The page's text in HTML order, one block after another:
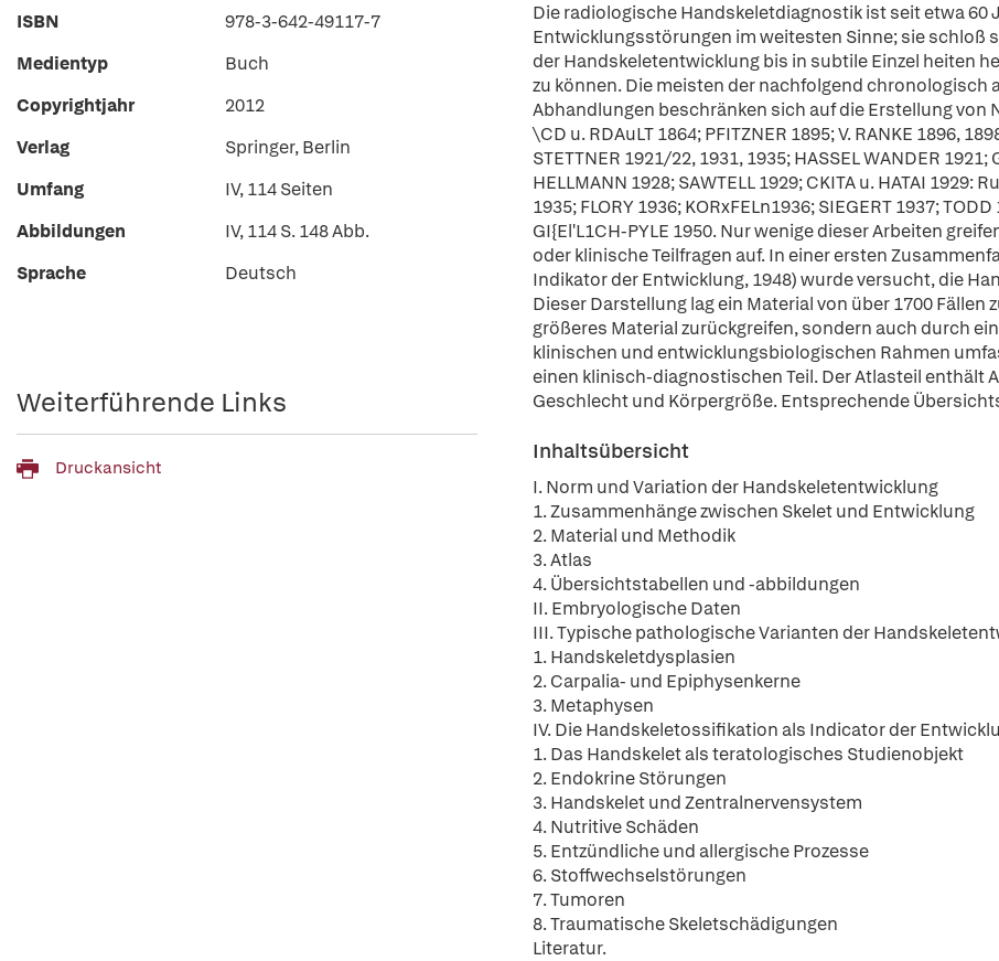
Die radiologische Handskeletdiagnostik ist seit etwa 60
Entwicklungsstörungen im weitesten Sinne; sie schloß
der Handskeletentwicklung bis in subtile Einzel heiten
zu können. Die meisten der nachfolgend
Abhandlungen beschränken sich auf die Erstellung von
\CD u. RDAuLT 1864; PFITZNER 1895; V. RANKE 1896,
STETTNER 1921/22, 1931, 1935; HASSEL WANDER
HELLMANN 1928; SAWTELL 1929; CKITA u. HATAI 1929:
1935; FLORY 1936; KORxFELn1936; SIEGERT 1937;
GI{El'L1CH-PYLE 1950. Nur wenige dieser Arbeiten
oder klinische Teilfragen auf. In einer ersten
Indikator der Entwicklung, 1948) wurde versucht, die
Dieser Darstellung lag ein Material von über 1700
größeres Material zurückgreifen, sondern auch durch
klinischen und entwicklungsbiologischen Rahmen
einen klinisch-diagnostischen Teil. Der Atlasteil enthält
Geschlecht und Körpergröße. Entsprechende
Inhaltsübersicht
I. Norm und Variation der Handskeletentwicklung
1. Zusammenhänge zwischen Skelet und Entwicklung
2. Material und Methodik
3. Atlas
4. Übersichtstabellen und -abbildungen
II. Embryologische Daten
III. Typische pathologische Varianten der
1. Handskeletdysplasien
2. Carpalia- und Epiphysenkerne
3. Metaphysen
IV. Die Handskeletossifikation als Indicator der
1. Das Handskelet als teratologisches Studienobjekt
2. Endokrine Störungen
3. Handskelet und Zentralnervensystem
4. Nutritive Schäden
5. Entzündliche und allergische Prozesse
6. Stoffwechselstörungen
7. Tumoren
8. Traumatische Skeletschädigungen
Literatur.
ISBN
978-3-642-49117-7
Medientyp
Buch
Copyrightjahr
2012
Verlag
Springer, Berlin
Umfang
IV, 114 Seiten
Abbildungen
IV, 114 S. 148 Abb.
Sprache
Deutsch
Weiterführende Links
Druckansicht